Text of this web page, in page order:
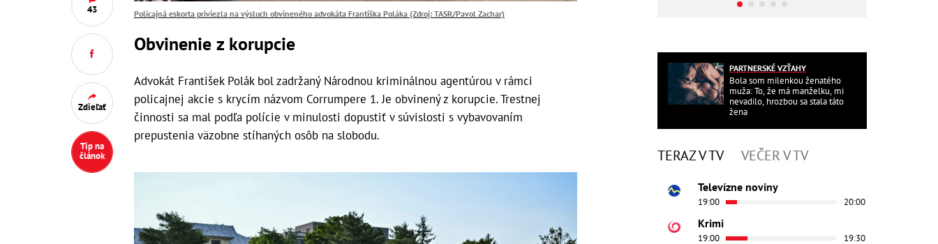
43
Zdieľať
Tip na
článok
Policajná eskorta priviezla na výsluch obvineného advokáta Františka Poláka (Zdroj: TASR/Pavol Zachar)
Obvinenie z korupcie
Advokát František Polák bol zadržaný Národnou kriminálnou agentúrou v rámci
policajnej akcie s krycím názvom Corrumpere 1. Je obvinený z korupcie. Trestnej
činnosti sa mal podľa polície v minulosti dopustiť v súvislosti s vybavovaním
prepustenia väzobne stíhaných osôb na slobodu.
PARTNERSKÉ VZŤAHY
Bola som milenkou ženatého
muža: To, že má manželku, mi
nevadilo, hrozbou sa stala táto
žena
TERAZ V TV VEČER V TV
Televízne noviny
19:00 20:00
Krimi
19:00 19:30